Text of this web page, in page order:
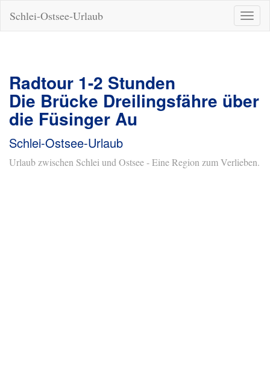
ein-/
Schlei-Ostsee-Urlaub
Radtour 1-2 Stunden
Die Brücke Dreilingsfähre über
die Füsinger Au
Schlei-Ostsee-Urlaub
Urlaub zwischen Schlei und Ostsee - Eine Region zum Verlieben.